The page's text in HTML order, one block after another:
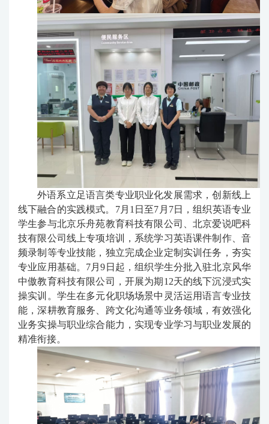
外语系立足语言类专业职业化发展需求，创新线上
线下融合的实践模式。7月1日至7月7日，组织英语专业
学生参与北京乐舟苑教育科技有限公司、北京爱说吧科
技有限公司线上专项培训，系统学习英语课件制作、音
频录制等专业技能，独立完成企业定制实训任务，夯实
专业应用基础。7月9日起，组织学生分批入驻北京风华
中傲教育科技有限公司，开展为期12天的线下沉浸式实
操实训。学生在多元化职场场景中灵活运用语言专业技
能，深耕教育服务、跨文化沟通等业务领域，有效强化
业务实操与职业综合能力，实现专业学习与职业发展的
精准衔接。